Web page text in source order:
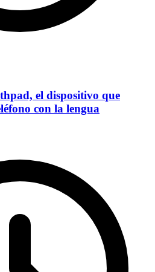
el dispositivo que
con la lengua